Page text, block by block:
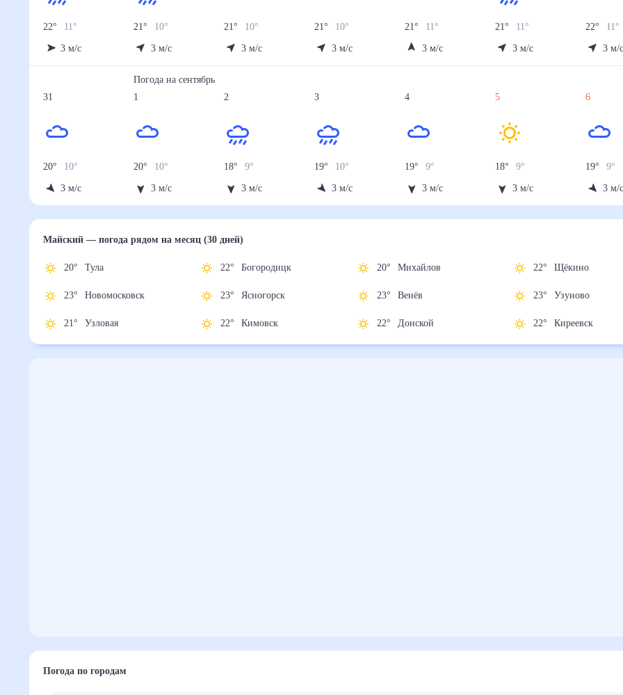
22° 11°
3 м/с
21° 10°
3 м/с
21° 10°
3 м/с
21° 10°
3 м/с
21° 11°
3 м/с
21° 11°
3 м/с
22° 11°
3 м/
31
20° 10°
3 м/с
Погода насентябрь
1
20° 10°
3 м/с
2
18° 9°
3 м/с
3
19° 10°
3 м/с
4
19° 9°
3 м/с
5
18° 9°
3 м/с
6
19° 9°
3 м/
Майский— погода рядомна месяц (30 дней)
20° Тула
23° Новомосковск
21° Узловая
22° Богородицк
23° Ясногорск
22° Кимовск
20° Михайлов
23° Венёв
22° Донской
22° Щёкино
23° Узуново
22° Киреевск
Погода по городам